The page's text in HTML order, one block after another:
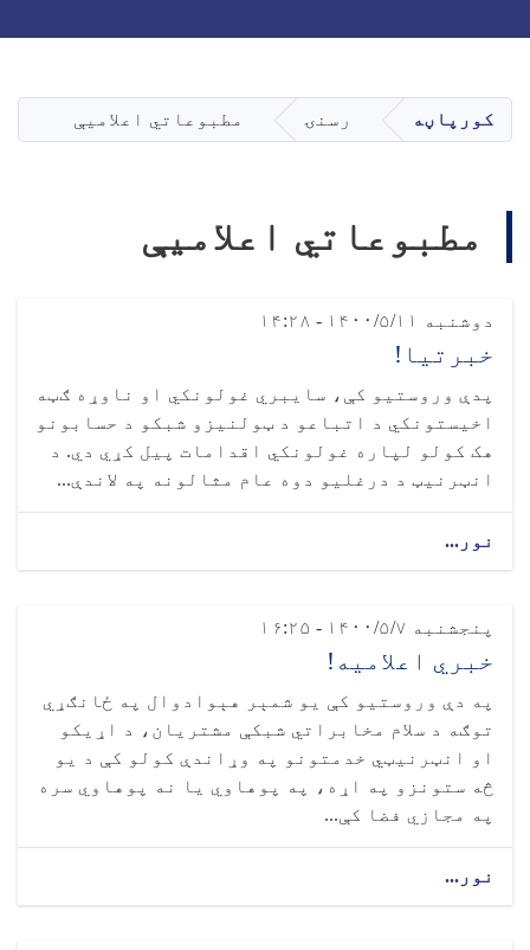
content
کورپاڼه رسنۍ مطبوعاتي اعلامیې
مطبوعاتي اعلامیې
دوشنبه ۱۴۰۰/۵/۱۱ - ۱۴:۲۸
خبرتیا!
پدې وروستیو کې، سایبري غولونکي او ناوړه ګټه
اخیستونکي د اتباعو د ټولنیزو شبکو د حسابونو
هک کولو لپاره غولونکي اقدامات پیل کړي دي. د
انټرنیټ د درغلیو دوه عام مثالونه په لاندې...
نور...
پنجشنبه ۱۴۰۰/۵/۷ - ۱۶:۲۵
خبري اعلامیه!
په دې وروستیو کې یو شمېر هېوادوال په ځانګړي
توګه د سلام مخابراتي شبکې مشتریان، د اړیکو
او انټرنیټي خدمتونو په وړاندې کولو کې د یو
څه ستونزو په اړه، په پوهاوي یا نه پوهاوي سره
په مجازي فضا کې...
نور...